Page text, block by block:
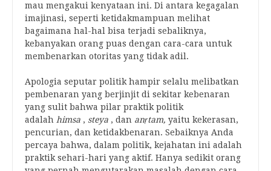
mau mengakui kenyataan ini. Di antara kegagalan
imajinasi, seperti ketidakmampuan melihat
bagaimana hal-hal bisa terjadi sebaliknya,
kebanyakan orang puas dengan cara-cara untuk
membenarkan otoritas yang tidak adil.
Apologia seputar politik hampir selalu melibatkan
pembenaran yang berjinjit di sekitar kebenaran
yang sulit bahwa pilar praktik politik
adalah himsa , steya , dan anṛtam, yaitu kekerasan,
pencurian, dan ketidakbenaran. Sebaiknya Anda
percaya bahwa, dalam politik, kejahatan ini adalah
praktik sehari-hari yang aktif. Hanya sedikit orang